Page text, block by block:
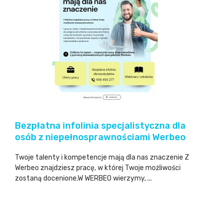
Bezpłatna infolinia specjalistyczna dla
osób z niepełnosprawnościami Werbeo
Twoje talenty i kompetencje mają dla nas znaczenie Z
Werbeo znajdziesz pracę, w której Twoje możliwości
zostaną docenione.W WERBEO wierzymy, ...